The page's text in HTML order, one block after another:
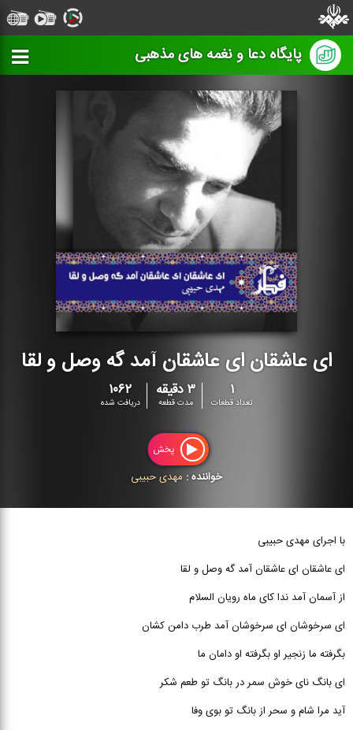
پایگاه دعا و نغمه های مذهبی
ای عاشقان ای عاشقان آمد گه وصل و لقا
۱
تعداد قطعات
۳ دقیقه
مدت قطعه
۱۰۶۲
دریافت شده
پخش
خواننده : مهدی حبیبی
با اجرای مهدی حبیبی
ای عاشقان ای عاشقان آمد گه وصل و لقا
از آسمان آمد ندا کای ماه رویان السلام
ای سرخوشان ای سرخوشان آمد طرب دامن کشان
بگرفته ما زنجیر او بگرفته او دامان ما
ای بانگ نای خوش سمر در بانگ تو طعم شکر
آید مرا شام و سحر از بانگ تو بوی وفا